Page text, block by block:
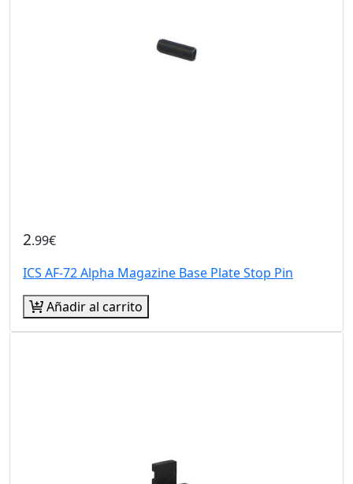
2.99€
ICS AF-72 Alpha Magazine Base Plate Stop Pin
Añadir al carrito